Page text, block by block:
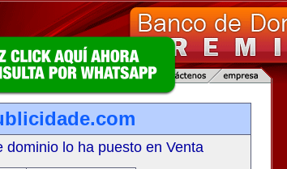
dominio lo ha puesto en Venta